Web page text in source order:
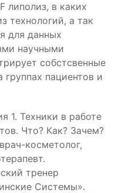
липолиз, в каких
технологий, а так
для данных
научными
собстсвенные
группах пациентов и
1. Техники в работе
Что? Как? Зачем?
врач-косметолог,
тренер
Системы».